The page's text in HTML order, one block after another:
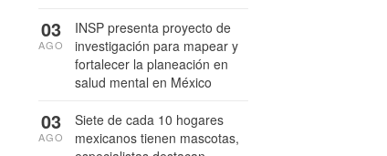
INSP presenta proyecto de
investigación para mapear y
fortalecer la planeación en
salud mental en México
03
AGO
Siete de cada 10 hogares
mexicanos tienen mascotas,
03
AGO